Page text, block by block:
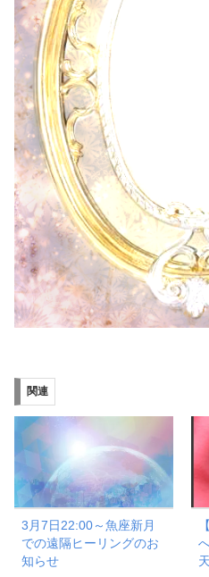
関連
3月7日22:00～魚座新月
での遠隔ヒーリングのお
知らせ